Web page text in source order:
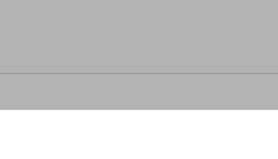
öffnen